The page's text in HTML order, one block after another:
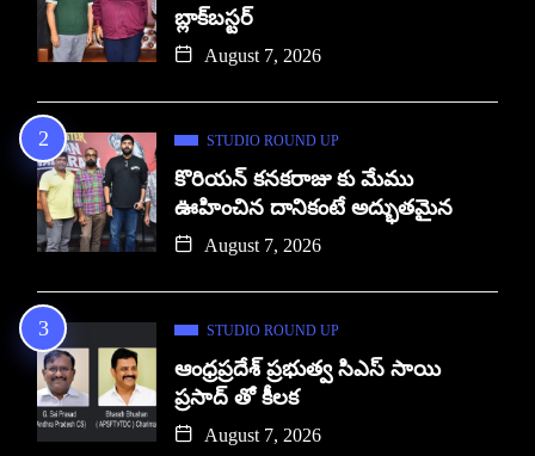
బ్లాక్‌బస్టర్
August 7, 2026
STUDIO ROUND UP
కొరియన్ కనకరాజు కు మేము
ఊహించిన దానికంటే అద్భుతమైన
August 7, 2026
STUDIO ROUND UP
ఆంధ్రప్రదేశ్ ప్రభుత్వ సిఎస్ సాయి
ప్రసాద్ తో కీలక
August 7, 2026